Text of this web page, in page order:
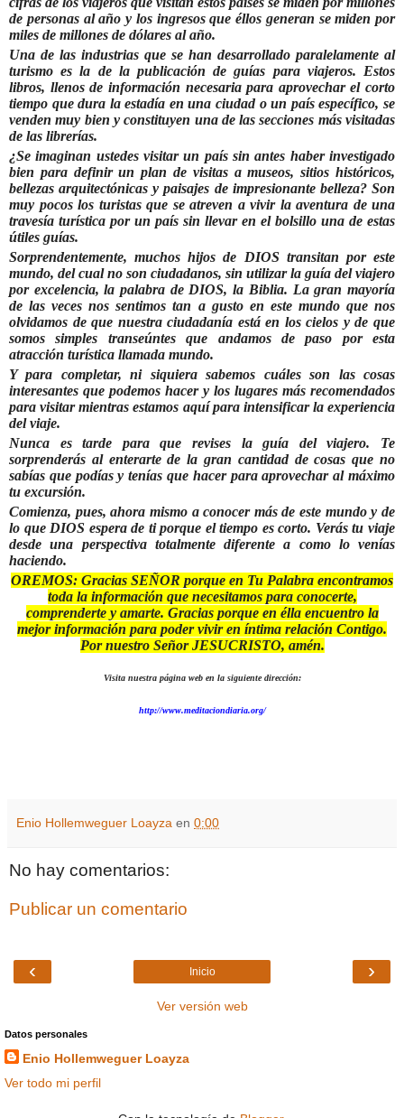
de personas al año y los ingresos que éllos generan se miden por
miles de millones de dólares al año.
Una de las industrias que se han desarrollado paralelamente al
turismo es la de la publicación de guías para viajeros. Estos
libros, llenos de información necesaria para aprovechar el corto
tiempo que dura la estadía en una ciudad o un país específico, se
venden muy bien y constituyen una de las secciones más visitadas
de las librerías.
¿Se imaginan ustedes visitar un país sin antes haber investigado
bien para definir un plan de visitas a museos, sitios históricos,
bellezas arquitectónicas y paisajes de impresionante belleza? Son
muy pocos los turistas que se atreven a vivir la aventura de una
travesía turística por un país sin llevar en el bolsillo una de estas
útiles guías.
Sorprendentemente, muchos hijos de DIOS transitan por este
mundo, del cual no son ciudadanos, sin utilizar la guía del viajero
por excelencia, la palabra de DIOS, la Biblia. La gran mayoría
de las veces nos sentimos tan a gusto en este mundo que nos
olvidamos de que nuestra ciudadanía está en los cielos y de que
somos simples transeúntes que andamos de paso por esta
atracción turística llamada mundo.
Y para completar, ni siquiera sabemos cuáles son las cosas
interesantes que podemos hacer y los lugares más recomendados
para visitar mientras estamos aquí para intensificar la experiencia
del viaje.
Nunca es tarde para que revises la guía del viajero. Te
sorprenderás al enterarte de la gran cantidad de cosas que no
sabías que podías y tenías que hacer para aprovechar al máximo
tu excursión.
Comienza, pues, ahora mismo a conocer más de este mundo y de
lo que DIOS espera de ti porque el tiempo es corto. Verás tu viaje
desde una perspectiva totalmente diferente a como lo venías
haciendo.
OREMOS: Gracias SEÑOR porque en Tu Palabra encontramos
toda la información que necesitamos para conocerte,
comprenderte y amarte. Gracias porque en élla encuentro la
mejor información para poder vivir en íntima relación Contigo.
Por nuestro Señor JESUCRISTO, amén.
Visita nuestra página web en la siguiente dirección:
http://www.meditaciondiaria.org/
Enio Hollemweguer Loayza en 0:00
No hay comentarios:
Publicar un comentario
‹ ›
Inicio
Ver versión web
Datos personales
Enio Hollemweguer Loayza
Ver todo mi perfil